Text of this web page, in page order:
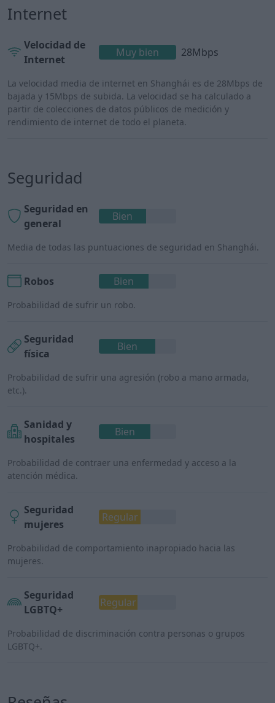
Internet
Velocidad de
Internet
Muy bien 28Mbps
La velocidad media de internet en Shanghái es de 28Mbps de
bajada y 15Mbps de subida. La velocidad se ha calculado a
partir de colecciones de datos públicos de medición y
rendimiento de internet de todo el planeta.
Seguridad
Seguridad en
general
Bien
Media de todas las puntuaciones de seguridad en Shanghái.
Robos Bien
Probabilidad de sufrir un robo.
Seguridad
física
Bien
Probabilidad de sufrir una agresión (robo a mano armada,
etc.).
Sanidad y
hospitales
Bien
Probabilidad de contraer una enfermedad y acceso a la
atención médica.
Seguridad
mujeres
Regular
Probabilidad de comportamiento inapropiado hacia las
mujeres.
Seguridad
LGBTQ+
Regular
Probabilidad de discriminación contra personas o grupos
LGBTQ+.